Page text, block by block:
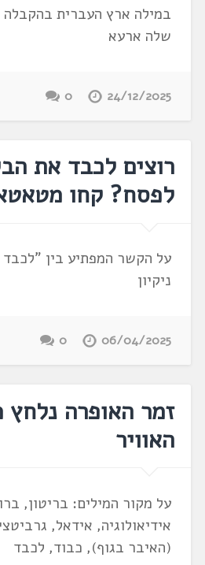
במילה ארץ העברית בהקבלה
שלה ארעא
24/12/2025
0
רוצים לכבד את
לפסח? קחו
על הקשר המפתיע בין "לכבד
ניקיון
06/04/2025
0
זמר האופרה נלחץ
האוויר
על מקור המילים: בריטון,
אידיאולוגיה, אידאל,
(האיבר בגוף), כבוד, לכבד